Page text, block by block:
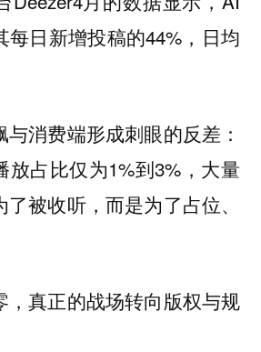
每日新增投稿的44%，日均
消费端形成刺眼的反差：
放占比仅为1%到3%，大量
被收听，而是为了占位、
，真正的战场转向版权与规